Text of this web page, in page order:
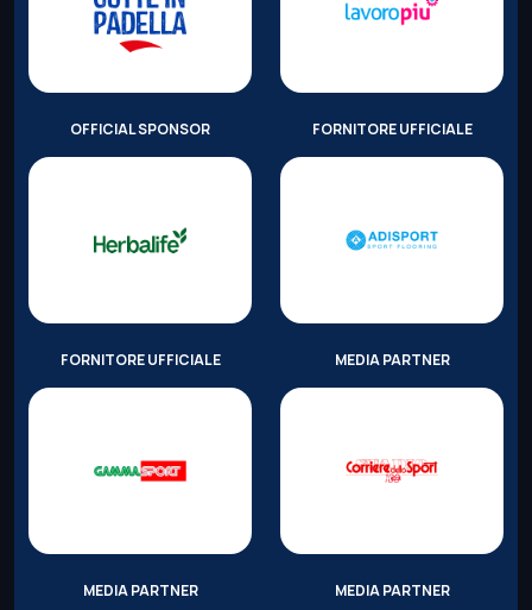
OFFICIAL SPONSOR FORNITORE UFFICIALE
FORNITORE UFFICIALE MEDIA PARTNER
MEDIA PARTNER MEDIA PARTNER